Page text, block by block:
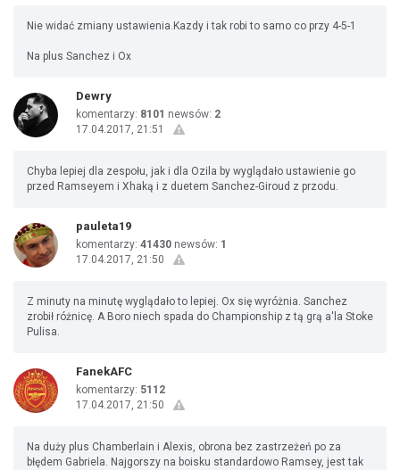
Nie widać zmiany ustawienia.Kazdy i tak robi to samo co przy 4-5-1
Na plus Sanchez i Ox
Dewry
komentarzy: 8101 newsów: 2
17.04.2017, 21:51
Chyba lepiej dla zespołu, jak i dla Ozila by wyglądało ustawienie go
przed Ramseyem i Xhaką i z duetem Sanchez-Giroud z przodu.
pauleta19
komentarzy: 41430 newsów: 1
17.04.2017, 21:50
Z minuty na minutę wyglądało to lepiej. Ox się wyróżnia. Sanchez
zrobił różnicę. A Boro niech spada do Championship z tą grą a'la Stoke
Pulisa.
FanekAFC
komentarzy: 5112
17.04.2017, 21:50
Na duży plus Chamberlain i Alexis, obrona bez zastrzeżeń po za
błędem Gabriela. Najgorszy na boisku standardowo Ramsey, jest tak